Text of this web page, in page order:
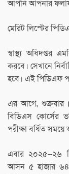
আপনি আপনার
মেরিট লিস্টের
স্বাস্থ্য অধিদপ্তর
করবে। সেখানে
হবে। এই পিডিএফ
এর আগে, শুক্রবার
বিডিএস কোর্সের
পরীক্ষা বর্ধিত সময়ে
এবার ২০২৫–২৬
আসন ৫ হাজার